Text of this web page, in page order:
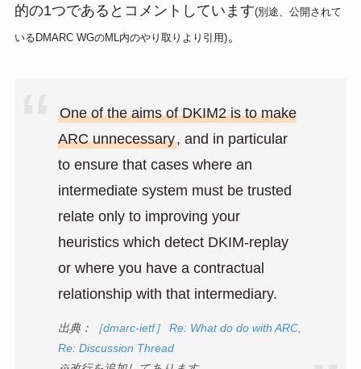
的の1つであるとコメントしています(別途、公開されて
いるDMARC WGのML内のやり取りより引用)。
One of the aims of DKIM2 is to make
ARC unnecessary, and in particular
to ensure that cases where an
intermediate system must be trusted
relate only to improving your
heuristics which detect DKIM-replay
or where you have a contractual
relationship with that intermediary.
出典：
［dmarc-ietf］ Re: What do do with ARC,
Re: Discussion Thread